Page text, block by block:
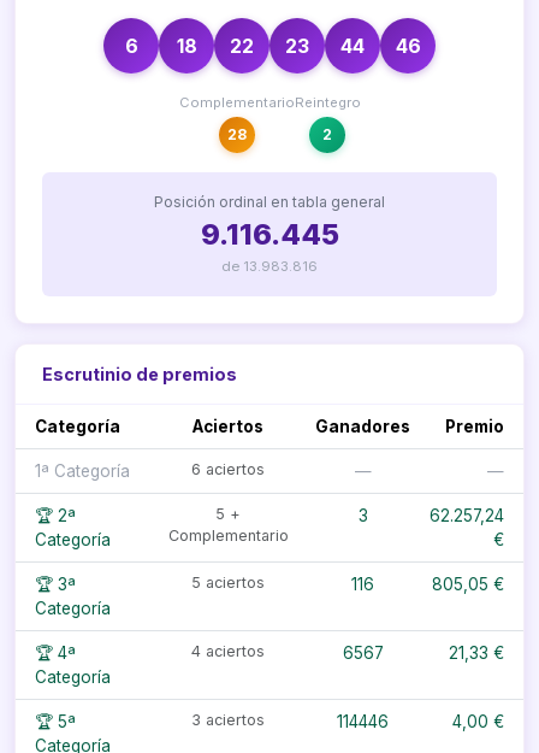
6 18 22 23 44 46
Complementario
28
Reintegro
2
Posición ordinal en tabla general
9.116.445
de 13.983.816
Escrutinio de premios
Categoría Aciertos Ganadores Premio
1ª Categoría 6 aciertos — —
🏆 2ª
Categoría
5 +
Complementario
3
62.257,24
€
🏆 3ª
Categoría
5 aciertos 116 805,05 €
🏆 4ª
Categoría
4 aciertos 6567 21,33 €
🏆 5ª
Categoría
3 aciertos 114446 4,00 €